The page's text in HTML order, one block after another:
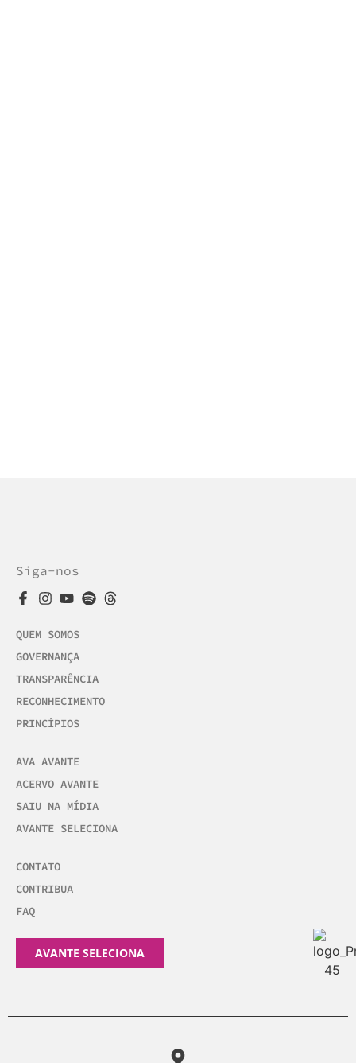
Siga-nos
QUEM SOMOS
GOVERNANÇA
TRANSPARÊNCIA
RECONHECIMENTO
PRINCÍPIOS
AVA AVANTE
ACERVO AVANTE
SAIU NA MÍDIA
AVANTE SELECIONA
CONTATO
CONTRIBUA
FAQ
AVANTE SELECIONA